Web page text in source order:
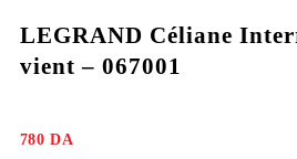
LEGRAND Céliane
vient – 067001
780DA